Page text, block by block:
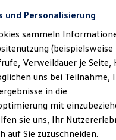
Class bei
Gewinn
Zertifizierte
und Personalisierung
sammeln
(beispielsweise
Verweildauer je Seite,
uns bei Teilnahme,
in die
mit
sie uns, Ihr
auf Sie zuzuschneiden.